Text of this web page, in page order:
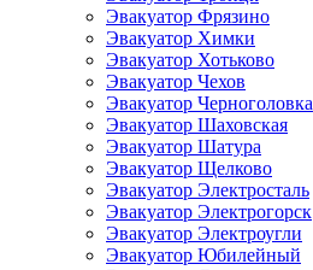
Эвакуатор Фрязино
Эвакуатор Химки
Эвакуатор Хотьково
Эвакуатор Чехов
Эвакуатор Черноголовка
Эвакуатор Шаховская
Эвакуатор Шатура
Эвакуатор Щелково
Эвакуатор Электросталь
Эвакуатор Электрогорск
Эвакуатор Электроугли
Эвакуатор Юбилейный